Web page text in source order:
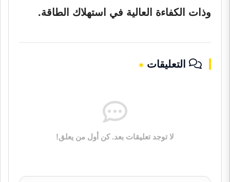
وذات الكفاءة العالية في استهلاك الطاقة.
التعليقات
لا توجد تعليقات بعد. كن أول من يعلق!